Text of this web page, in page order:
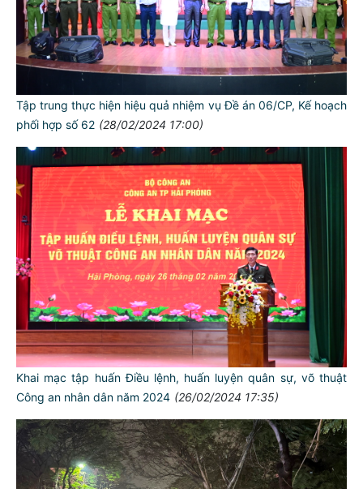
Tập trung thực hiện hiệu quả nhiệm vụ Đề án 06/CP, Kế hoạch
phối hợp số 62 (28/02/2024 17:00)
Khai mạc tập huấn Điều lệnh, huấn luyện quân sự, võ thuật
Công an nhân dân năm 2024 (26/02/2024 17:35)